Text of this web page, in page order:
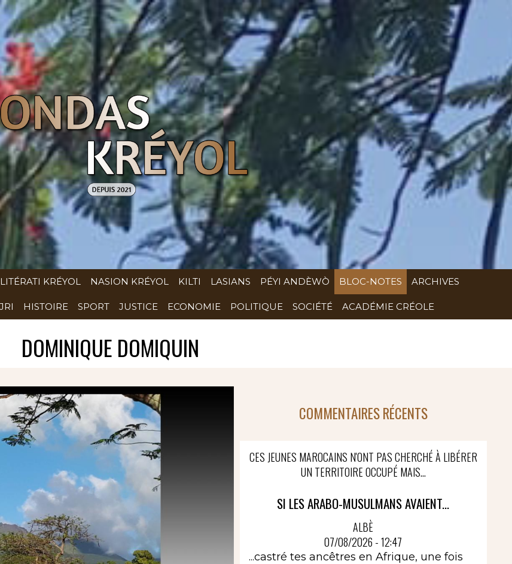
LITÉRATI KRÉYOL NASION KRÉYOL KILTI LASIANS PÉYI ANDÈWÒ BLOC-NOTES ARCHIVES
HISTOIRE SPORT JUSTICE ECONOMIE POLITIQUE SOCIÉTÉ ACADÉMIE CRÉOLE
DOMINIQUE DOMIQUIN
COMMENTAIRES RÉCENTS
CES JEUNES MAROCAINS N'ONT PAS CHERCHÉ À LIBÉRER
UN TERRITOIRE OCCUPÉ MAIS...
SI LES ARABO-MUSULMANS AVAIENT...
ALBÈ
07/08/2026 - 12:47
...castré tes ancêtres en Afrique, une fois